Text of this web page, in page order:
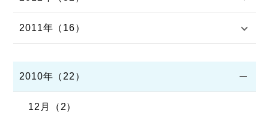
2011年（16）
2010年（22）
12月（2）